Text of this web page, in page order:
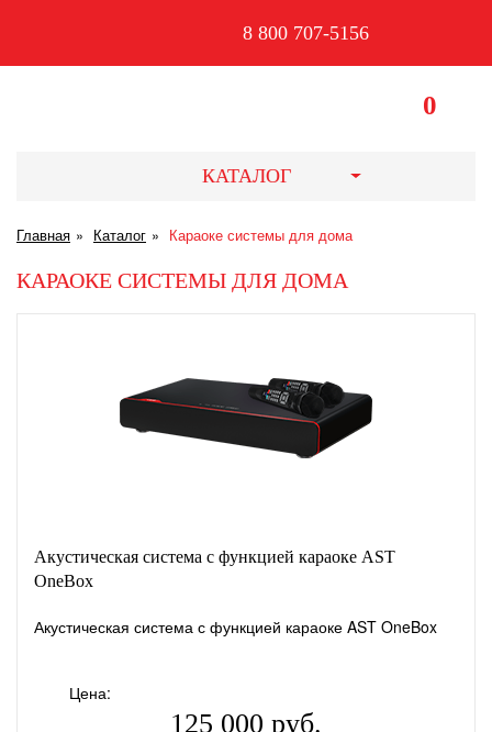
8 800 707-5156
0
КАТАЛОГ
Главная Каталог Караоке системы для дома
КАРАОКЕ СИСТЕМЫ ДЛЯ ДОМА
Акустическая система с функцией караоке AST
OneBox
Акустическая система с функцией караоке AST OneBox
Цена:
125 000 руб.